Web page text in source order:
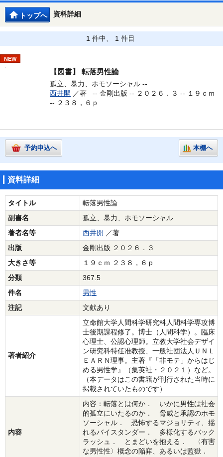
資料詳細
トップへ
1 件中、 1 件目
NEW
【図書】 転落男性論
孤立、暴力、ホモソーシャル --
西井開 ／著 -- 金剛出版 -- ２０２６．３ -- １９ｃｍ
-- ２３８，６ｐ
予約申込へ 本棚へ
資料詳細
タイトル
転落男性論
副書名
孤立、暴力、ホモソーシャル
著者名等
西井開 ／著
出版
金剛出版 ２０２６．３
大きさ等
１９ｃｍ ２３８，６ｐ
分類
367.5
件名
男性
注記
文献あり
著者紹介
立命館大学人間科学研究科人間科学専攻博
士後期課程修了。博士（人間科学）。臨床
心理士、公認心理師。立教大学社会デザイ
ン研究科特任准教授、一般社団法人ＵＮＬ
ＥＡＲＮ理事。主著『「非モテ」からはじ
める男性学』（集英社・２０２１）など。
（本データはこの書籍が刊行された当時に
掲載されていたものです）
内容
内容：転落とは何か． いかに男性は社会
的孤立にいたるのか． 脅威と承認のホモ
ソーシャル． 恐怖するマジョリティ、揺
れるバイスタンダー． 多様化するバック
ラッシュ． とまどいを抱える． 〈有害
な男性性〉概念の陥穽、あるいは監獄．